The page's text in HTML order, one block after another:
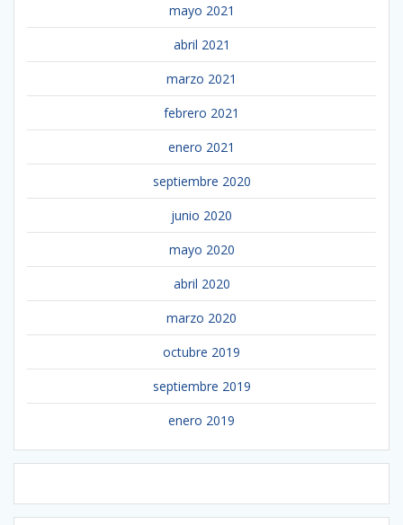
mayo 2021
abril 2021
marzo 2021
febrero 2021
enero 2021
septiembre 2020
junio 2020
mayo 2020
abril 2020
marzo 2020
octubre 2019
septiembre 2019
enero 2019